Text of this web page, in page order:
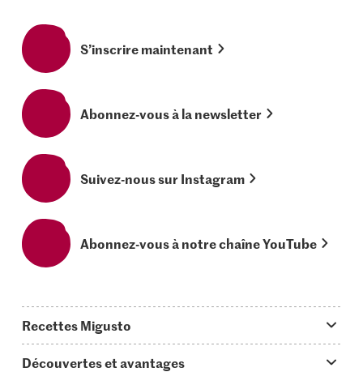
S’inscrire maintenant
Abonnez-vous à la newsletter
Suivez-nous sur Instagram
Abonnez-vous à notre chaîne YouTube
Recettes Migusto
Découvertes et avantages